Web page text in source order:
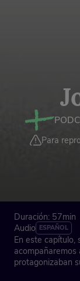
Para
Duración: 57min
Audio ESPAÑOL
En este capítulo,
acompañaremos
protagonizaban